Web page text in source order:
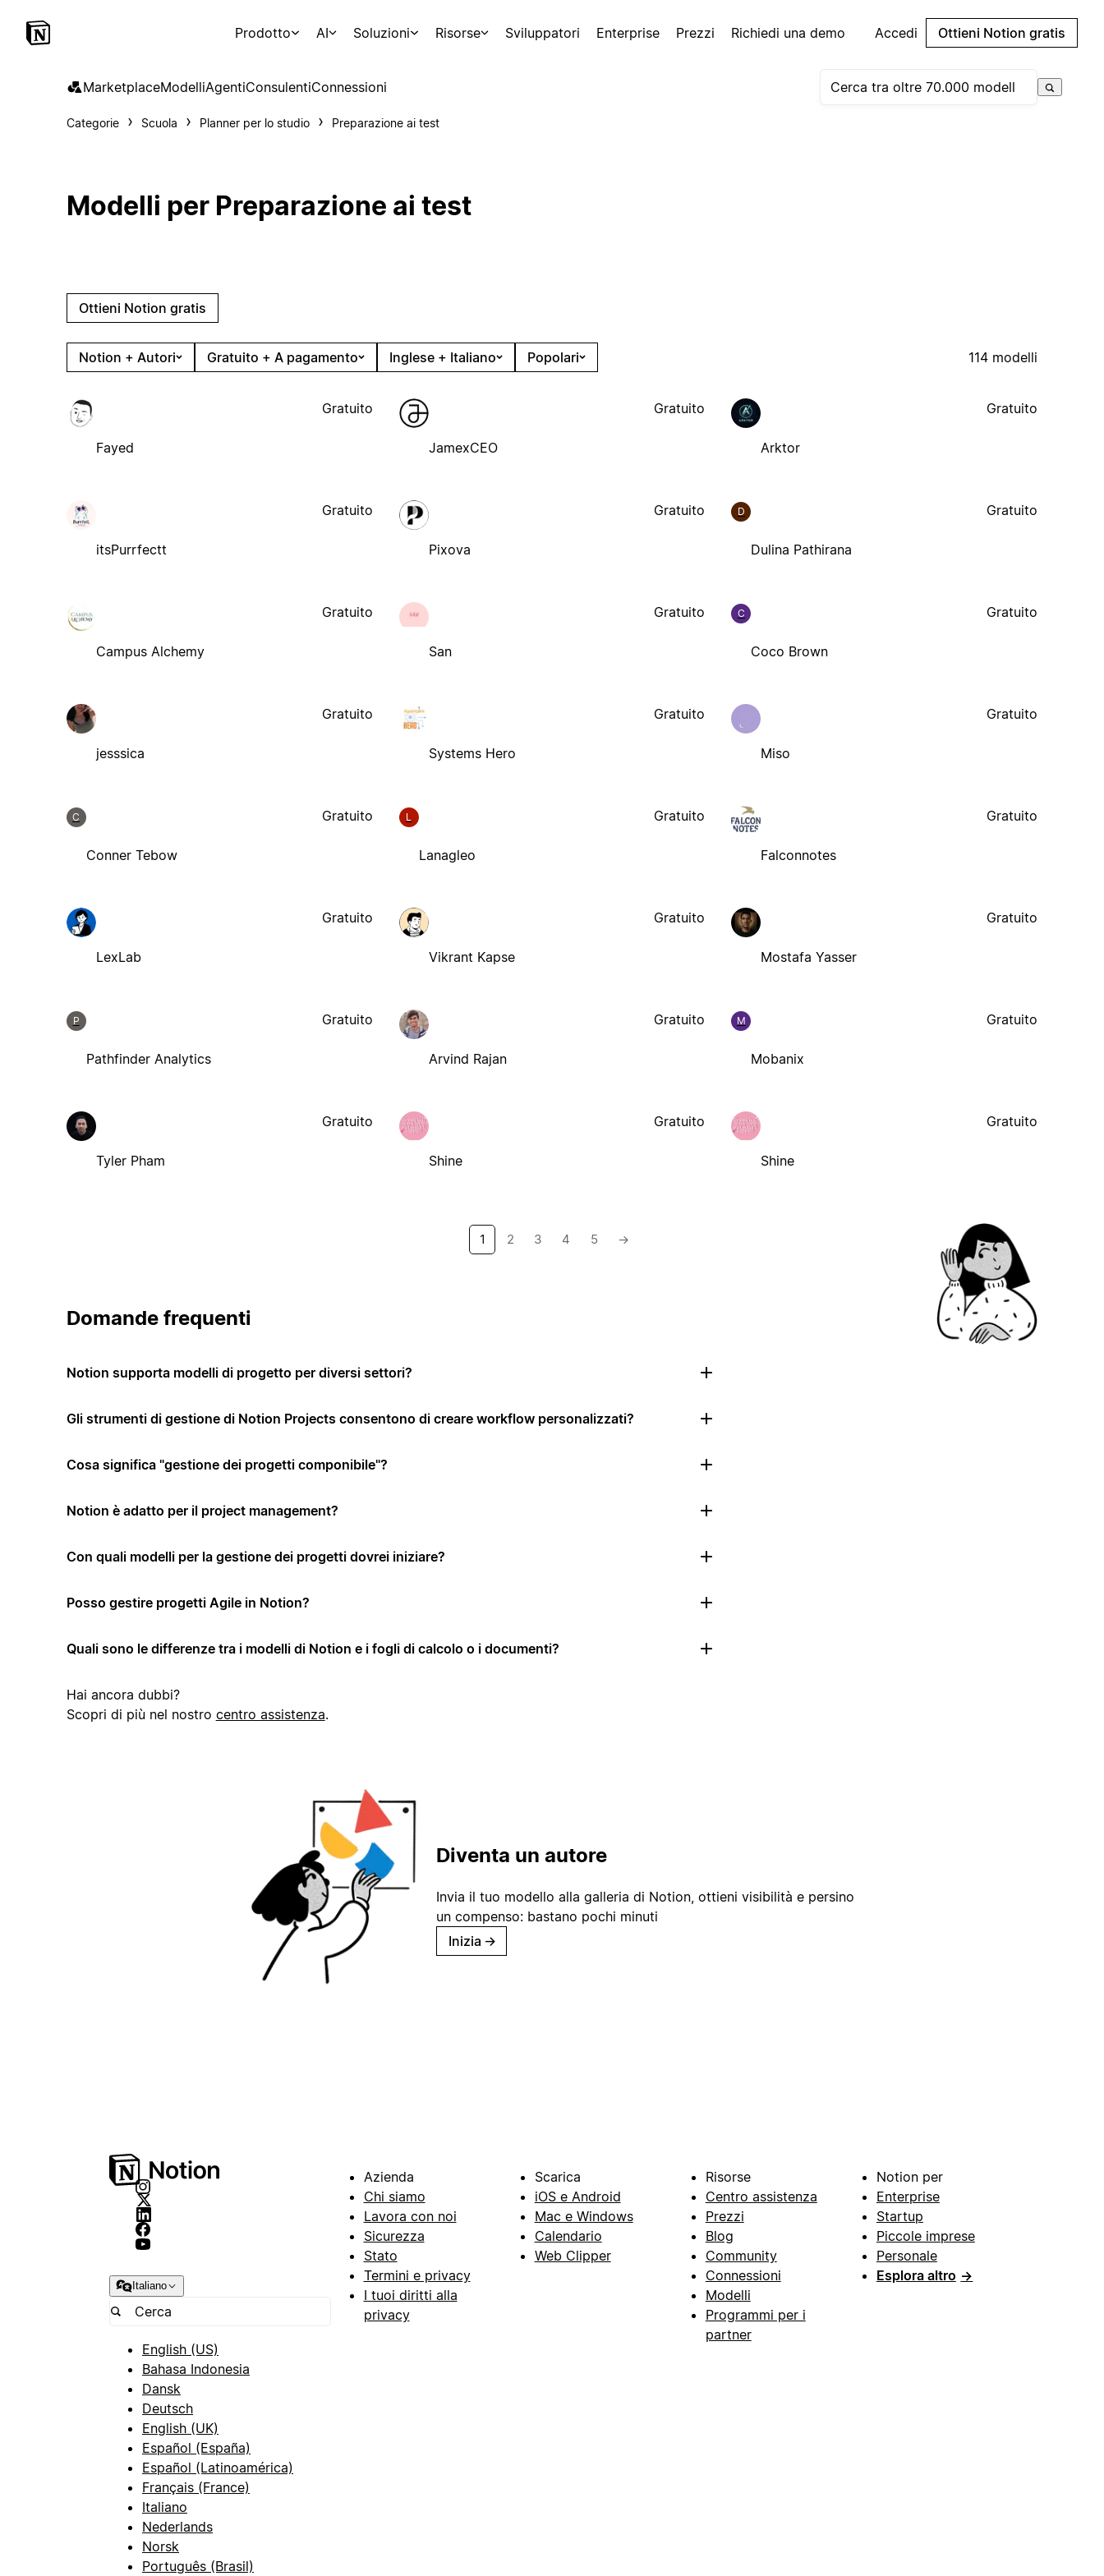
Prodotto AI Soluzioni Risorse Sviluppatori Enterprise Prezzi Richiedi una demo Accedi Ottieni Notion gratis
MarketplaceModelliAgentiConsulentiConnessioni
Categorie Scuola Planner per lo studio Preparazione ai test
Modelli per Preparazione ai test
Ottieni Notion gratis
Notion + Autori Gratuito + A pagamento Inglese + Italiano Popolari 114 modelli
Fayed
Gratuito
JamexCEO
Gratuito
Arktor
Gratuito
itsPurrfectt
Gratuito
Pixova
Gratuito D
Dulina Pathirana
Gratuito
Campus Alchemy
Gratuito
San
Gratuito C
Coco Brown
Gratuito
jesssica
Gratuito
Systems Hero
Gratuito
Miso
Gratuito
C
Conner Tebow
Gratuito L
Lanagleo
Gratuito
Falconnotes
Gratuito
LexLab
Gratuito
Vikrant Kapse
Gratuito
Mostafa Yasser
Gratuito
P
Pathfinder Analytics
Gratuito
Arvind Rajan
Gratuito M
Mobanix
Gratuito
Tyler Pham
Gratuito
Shine
Gratuito
Shine
Gratuito
1 2 3 4 5 →
Domande frequenti
Notion supporta modelli di progetto per diversi settori?
Gli strumenti di gestione di Notion Projects consentono di creare workflow personalizzati?
Cosa significa "gestione dei progetti componibile"?
Notion è adatto per il project management?
Con quali modelli per la gestione dei progetti dovrei iniziare?
Posso gestire progetti Agile in Notion?
Quali sono le differenze tra i modelli di Notion e i fogli di calcolo o i documenti?
Hai ancora dubbi?
Scopri di più nel nostro centro assistenza.
Diventa un autore
Invia il tuo modello alla galleria di Notion, ottieni visibilità e persino
un compenso: bastano pochi minuti
Inizia →
Italiano
English (US)
Bahasa Indonesia
Dansk
Deutsch
English (UK)
Español (España)
Español (Latinoamérica)
Français (France)
Italiano
Nederlands
Norsk
Português (Brasil)
Azienda
Chi siamo
Lavora con noi
Sicurezza
Stato
Termini e privacy
I tuoi diritti alla
privacy
Scarica
iOS e Android
Mac e Windows
Calendario
Web Clipper
Risorse
Centro assistenza
Prezzi
Blog
Community
Connessioni
Modelli
Programmi per i
partner
Notion per
Enterprise
Startup
Piccole imprese
Personale
Esplora altro →